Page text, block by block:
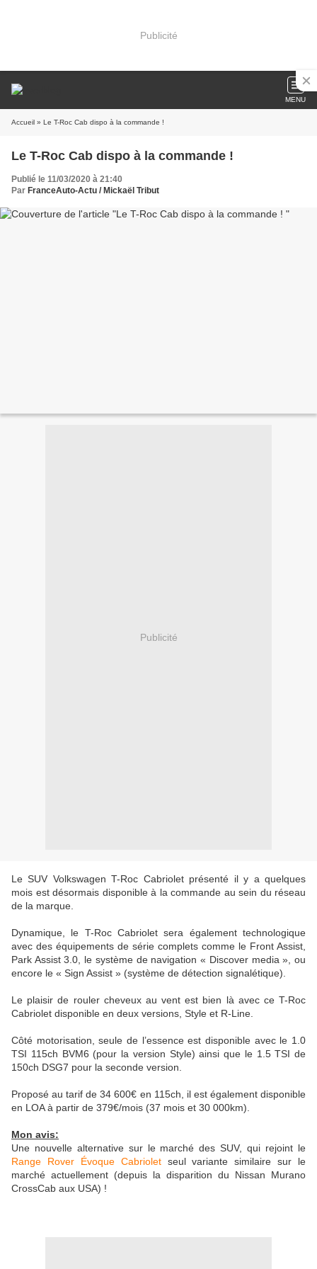
Publicité
MENU
Accueil » Le T-Roc Cab dispo à la commande !
Le T-Roc Cab dispo à la commande !
Publié le 11/03/2020 à 21:40
Par FranceAuto-Actu / Mickaël Tribut
Publicité
Le SUV Volkswagen T-Roc Cabriolet présenté il y a quelques
mois est désormais disponible à la commande au sein du réseau
de la marque.
Dynamique, le T-Roc Cabriolet sera également technologique
avec des équipements de série complets comme le Front Assist,
Park Assist 3.0, le système de navigation « Discover media », ou
encore le « Sign Assist » (système de détection signalétique).
Le plaisir de rouler cheveux au vent est bien là avec ce T-Roc
Cabriolet disponible en deux versions, Style et R-Line.
Côté motorisation, seule de l’essence est disponible avec le 1.0
TSI 115ch BVM6 (pour la version Style) ainsi que le 1.5 TSI de
150ch DSG7 pour la seconde version.
Proposé au tarif de 34 600€ en 115ch, il est également disponible
en LOA à partir de 379€/mois (37 mois et 30 000km).
Mon avis:
Une nouvelle alternative sur le marché des SUV, qui rejoint le
Range Rover Évoque Cabrioletseul variante similaire sur le
marché actuellement (depuis la disparition du Nissan Murano
CrossCab aux USA) !